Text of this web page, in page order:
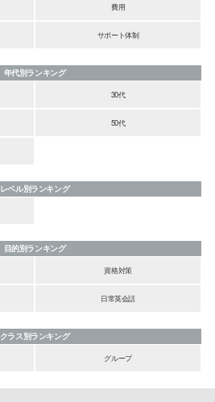
費用
サポート体制
年代別ランキング
30代
50代
レベル別ランキング
目的別ランキング
資格対策
日常英会話
クラス別ランキング
グループ